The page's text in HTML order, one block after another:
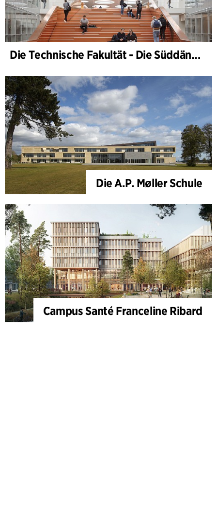
Die Technische Fakultät - Die Süddänische Universität
Die A.P. Møller Schule
Campus Santé Franceline Ribard